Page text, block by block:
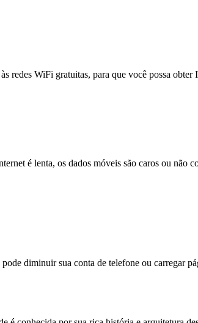
WiFi gratuitas, para que você possa
é lenta, os dados móveis são caros ou
diminuir sua conta de telefone ou carregar